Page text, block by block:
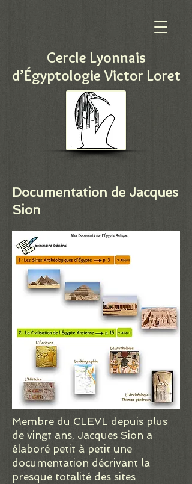
Cercle Lyonnais
d’Égyptologie Victor Loret
Documentation de Jacques
Sion
Membre du CLEVL depuis plus
de vingt ans, Jacques Sion a
élaboré petit à petit une
documentation décrivant la
presque totalité des sites